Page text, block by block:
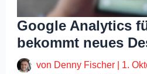
Google Analytics
bekommt neues
von Denny Fischer
1.